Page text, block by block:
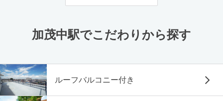
加茂中駅でこだわりから探す
ルーフバルコニー付き